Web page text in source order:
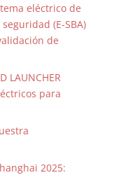
eléctrico de
(E-SBA)
de
LAUNCHER
para
2025: